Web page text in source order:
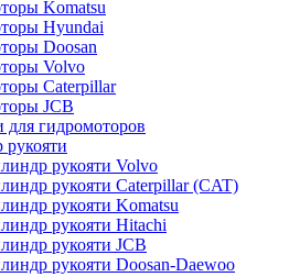
Komatsu
Hyundai
Doosan
Volvo
Caterpillar
JCB
для гидромоторов
рукояти Volvo
рукояти Caterpillar (CAT)
рукояти Komatsu
рукояти Hitachi
рукояти JCB
рукояти Doosan-Daewoo